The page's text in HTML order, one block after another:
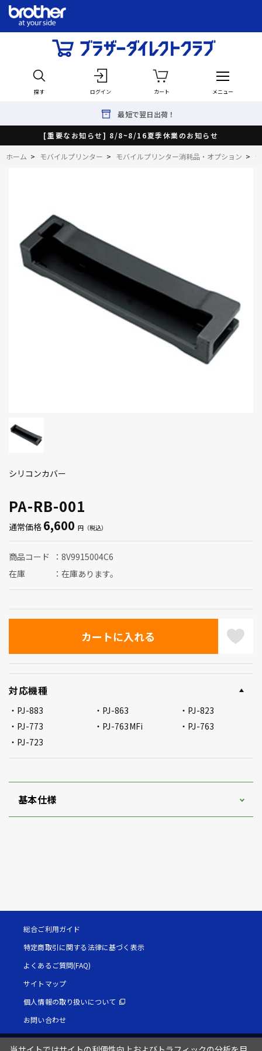
探す ログイン カート メニュー
最短で翌日出荷！
[重要なお知らせ] 8/8~8/16夏季休業のお知らせ
ホーム > モバイルプリンター > モバイルプリンター消耗品・オプション >
PA-RB-001
シリコンカバー
通常価格 6,600
商品コード
8V9915004C6
在庫
在庫あります。
対応機種
PJ-883 PJ-863
PJ-823
PJ-773
PJ-763MFi
PJ-763
PJ-723
基本仕様
総合ご利用ガイド
特定商取引に関する法律に基づく表示
よくあるご質問(FAQ)
サイトマップ
個人情報の取り扱いについて
お問い合わせ